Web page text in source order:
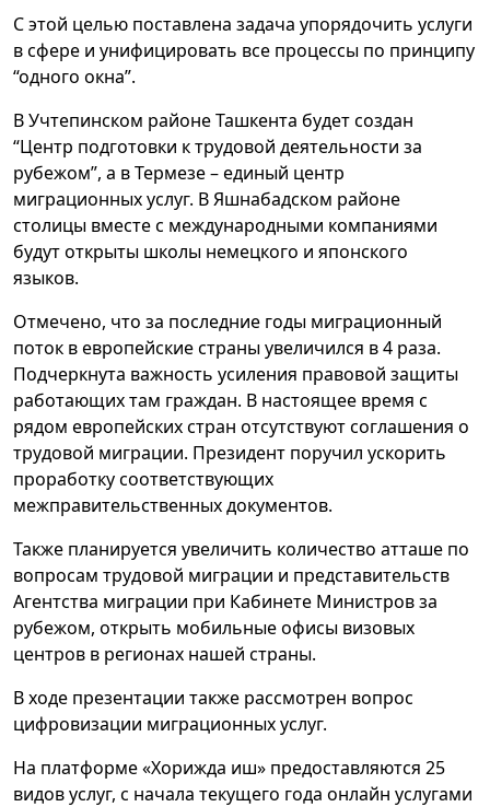
С этой целью поставлена ​​задача упорядочить услуги
в сфере и ​​унифицировать все процессы по принципу
“одного окна”.
В Учтепинском районе Ташкента будет создан
“Центр подготовки к трудовой деятельности за
рубежом”, а в Термезе – единый центр
миграционных услуг. В Яшнабадском районе
столицы вместе с международными компаниями
будут открыты школы немецкого и японского
языков.
Отмечено, что за последние годы миграционный
поток в европейские страны увеличился в 4 раза.
Подчеркнута важность усиления правовой защиты
работающих там граждан. В настоящее время с
рядом европейских стран отсутствуют соглашения о
трудовой миграции. Президент поручил ускорить
проработку соответствующих
межправительственных документов.
Также планируется увеличить количество атташе по
вопросам трудовой миграции и представительств
Агентства миграции при Кабинете Министров за
рубежом, открыть мобильные офисы визовых
центров в регионах нашей страны.
В ходе презентации также рассмотрен вопрос
цифровизации миграционных услуг.
На платформе «Хорижда иш» предоставляются 25
видов услуг, с начала текущего года онлайн услугами